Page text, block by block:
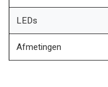
LEDs
Afmetingen